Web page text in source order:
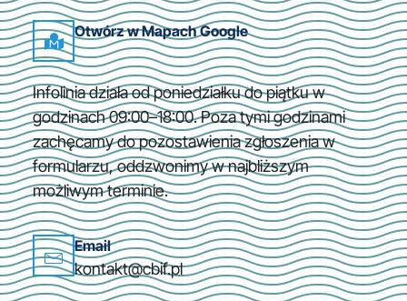
Otwórz w Mapach Google
Infolinia działa od poniedziałku do piątku w
godzinach 09:00–18:00. Poza tymi godzinami
zachęcamy do pozostawienia zgłoszenia w
formularzu, oddzwonimy w najbliższym
możliwym terminie.
Email
kontakt@cbif.pl